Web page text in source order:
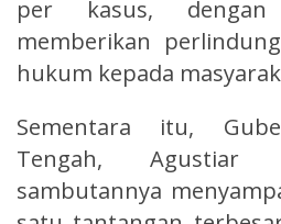
per kasus,
memberikan
hukum kepada
Sementara itu,
Tengah, Agustiar
sambutannya